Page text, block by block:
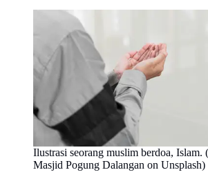
Ilustrasi seorang muslim berdoa, Islam.
Masjid Pogung Dalangan on Unsplash)